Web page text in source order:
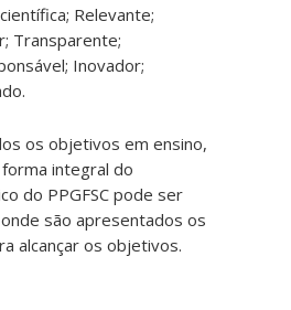
Relevante;
Transparente;
Inovador;
os objetivos em ensino,
integral do
do PPGFSC pode ser
são apresentados os
alcançar os objetivos.